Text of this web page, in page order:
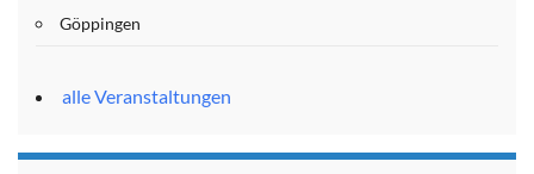
Göppingen
alle Veranstaltungen